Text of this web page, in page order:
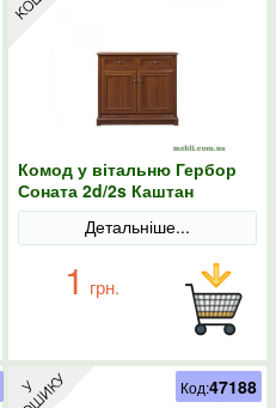
Комод у вітальню Гербор
Соната 2d/2s Каштан
Детальніше...
1 грн.
Код:47188